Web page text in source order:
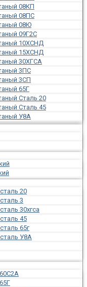
08КП
08ПС
08Ю
09Г2С
10ХСНД
15ХСНД
30ХГСА
3ПС
3СП
65Г
Сталь 20
Сталь 45
У8А
20
3
30хгса
45
65г
У8А